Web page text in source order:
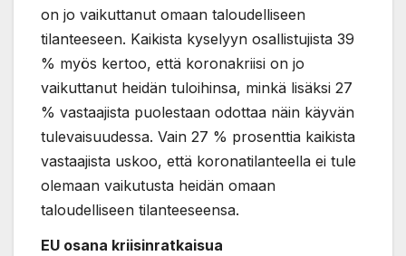
on jo vaikuttanut omaan taloudelliseen
tilanteeseen. Kaikista kyselyyn osallistujista 39
% myös kertoo, että koronakriisi on jo
vaikuttanut heidän tuloihinsa, minkä lisäksi 27
% vastaajista puolestaan odottaa näin käyvän
tulevaisuudessa. Vain 27 % prosenttia kaikista
vastaajista uskoo, että koronatilanteella ei tule
olemaan vaikutusta heidän omaan
taloudelliseen tilanteeseensa.
EU osana kriisinratkaisua